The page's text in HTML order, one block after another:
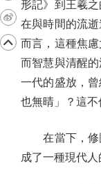
形記》到王羲
在與時間的流
而言，這種焦
而智慧與清醒
一代的盛放，
也無晴」？這不
在當下，修
成了一種現代人